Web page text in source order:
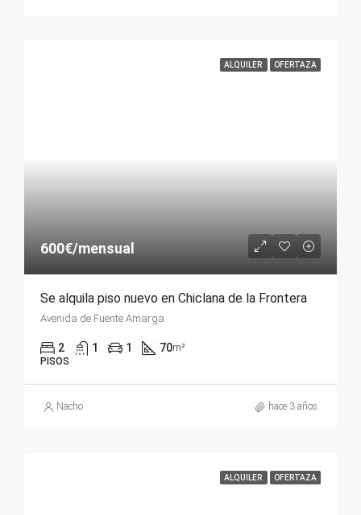
ALQUILER OFERTAZA
600€/mensual
Se alquila piso nuevo en Chiclana de la Frontera
Avenida de Fuente Amarga
2 1 1 70m²
PISOS
Nacho hace 3 años
ALQUILER OFERTAZA